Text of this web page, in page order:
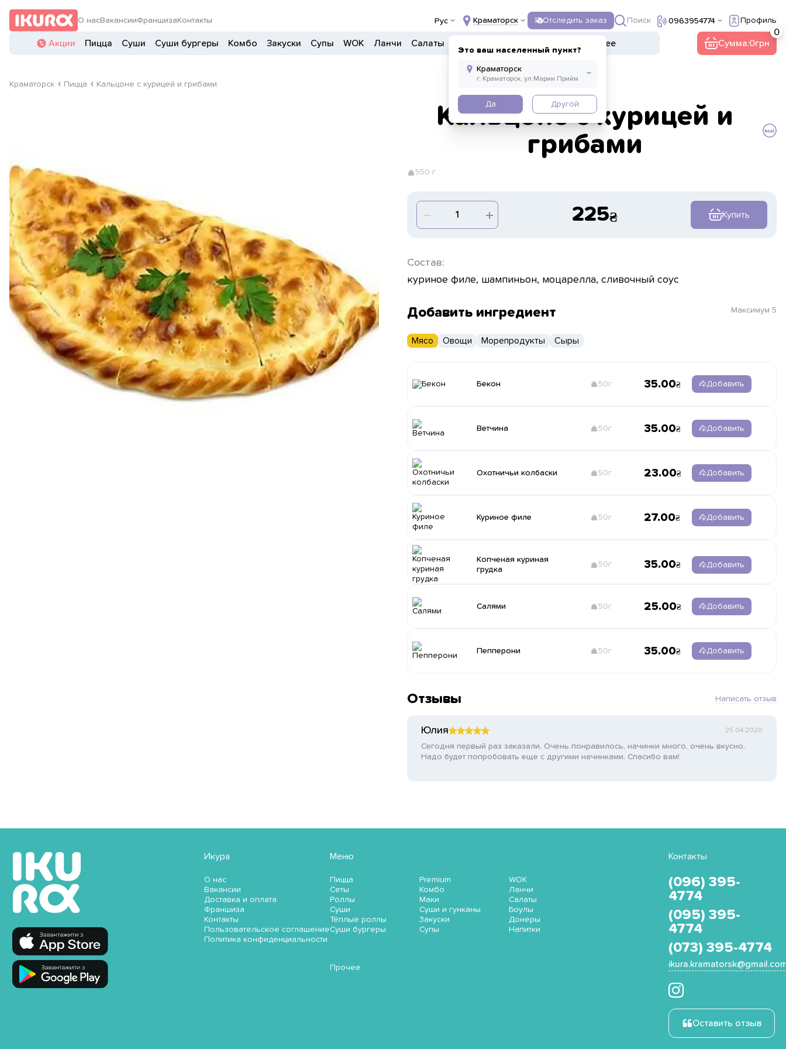
О насВакансииФраншиза Контакты Рус Краматорск
Это ваш населенный пункт?
Да Другой
Отследить заказ Поиск 0963954774 Профиль
Акции Пицца Суши Суши бургеры Комбо Закуски Супы WOK Ланчи Салаты Прочее Сумма:0
Краматорск Пицца Кальцоне с курицей и грибами
Кальцоне с курицей и
грибами
550 г
225 Купить
Состав:
куриное филе, шампиньон, моцарелла, сливочный соус
Добавить ингредиент Максимум 5
Мясо Овощи Морепродукты Сыры
Бекон 50г 35.00 Добавить
Ветчина 50г 35.00 Добавить
Охотничьи колбаски 50г 23.00 Добавить
Куриное филе 50г 27.00 Добавить
Копченая куриная
грудка
50г 35.00 Добавить
Салями 50г 25.00 Добавить
Пепперони 50г 35.00 Добавить
Отзывы Написать отзыв
Юлия 25.04.2020
Сегодня первый раз заказали. Очень понравилось, начинки много, очень вкусно.
Надо будет попробовать еще с другими начинками. Спасибо вам!
Икура
О нас
Вакансии
Доставка и оплата
Франшиза
Контакты
Пользовательское соглашение
Политика конфиденциальности
Меню
Пицца
Сеты
Роллы
Суши
Тёплые роллы
Суши бургеры
Premium
Комбо
Маки
Суши и гунканы
Закуски
Супы
WOK
Ланчи
Салаты
Боулы
Донеры
Напитки
Прочее
Контакты
(096) 395-
4774
(095) 395-
4774
(073) 395-4774
Оставить отзыв